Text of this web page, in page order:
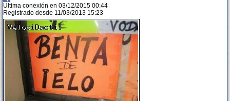
Ultima conexión en 03/12/2015 00:44
Registrado desde 11/03/2013 15:23